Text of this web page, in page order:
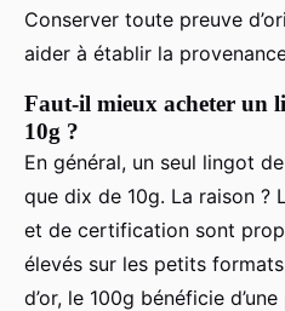
Conserver toute preuve
aider à établir la
Faut-il mieux acheter un
10g ?
En général, un seul lingot
que dix de 10g. La raison ?
et de certification sont
élevés sur les petits
d’or, le 100g bénéficie